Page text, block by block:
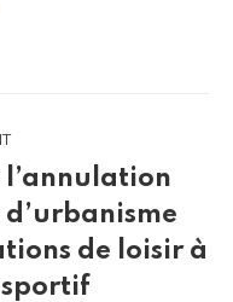
l’annulation
de loisir à
sportif